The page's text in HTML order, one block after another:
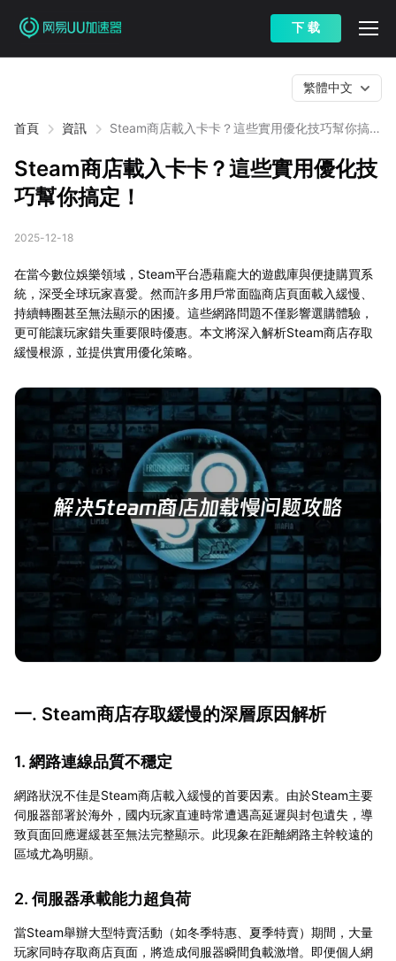
下 载
首頁 資訊
Steam商店載入卡卡？這些實用優化技巧幫你搞
繁體中文
Steam商店載入卡卡？這些實用優化技
巧幫你搞定！
2025-12-18
在當今數位娛樂領域，Steam平台憑藉龐大的遊戲庫與便捷購買系
統，深受全球玩家喜愛。然而許多用戶常面臨商店頁面載入緩慢、
持續轉圈甚至無法顯示的困擾。這些網路問題不僅影響選購體驗，
更可能讓玩家錯失重要限時優惠。本文將深入解析Steam商店存取
緩慢根源，並提供實用優化策略。
一. Steam商店存取緩慢的深層原因解析
1. 網路連線品質不穩定
網路狀況不佳是Steam商店載入緩慢的首要因素。由於Steam主要
伺服器部署於海外，國内玩家直連時常遭遇高延遲與封包遺失，導
致頁面回應遲緩甚至無法完整顯示。此現象在距離網路主幹較遠的
區域尤為明顯。
2. 伺服器承載能力超負荷
當Steam舉辦大型特賣活動（如冬季特惠、夏季特賣）期間，大量
玩家同時存取商店頁面，將造成伺服器瞬間負載激增。即便個人網